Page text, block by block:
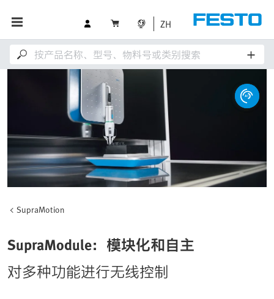
ZH
SupraMotion
SupraModule：模块化和自主
对多种功能进行无线控制